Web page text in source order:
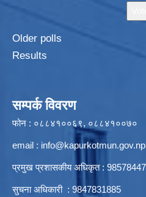
Older polls
Results
सम्पर्क विवरण
फोन : ०८८४१००६९, ०८८४१००७०
email : info@kapurkotmun.gov.np
प्रमुख प्रशासकीय अधिकृत :
सुचना अधिकारी : 9847831885